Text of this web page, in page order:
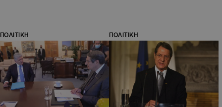
ΠΟΛΙΤΙΚΗ ΠΟΛΙΤΙΚΗ